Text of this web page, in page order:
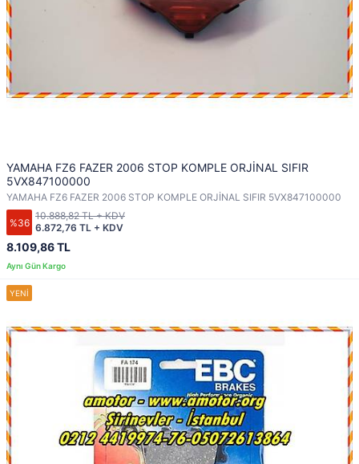
YAMAHA FZ6 FAZER 2006 STOP KOMPLE ORJİNAL SIFIR
5VX847100000
YAMAHA FZ6 FAZER 2006 STOP KOMPLE ORJİNAL SIFIR 5VX847100000
%36
8.109,86 TL
6.872,76 TL + KDV
10.888,82 TL + KDV